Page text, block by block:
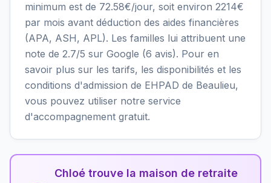
minimum est de 72.58€/jour, soit environ 2214€
par mois avant déduction des aides financières
(APA, ASH, APL). Les familles lui attribuent une
note de 2.7/5 sur Google (6 avis). Pour en
savoir plus sur les tarifs, les disponibilités et les
conditions d'admission de EHPAD de Beaulieu,
vous pouvez utiliser notre service
d'accompagnement gratuit.
Chloé trouve la maison de retraite